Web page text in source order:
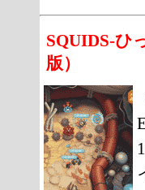
SQUIDS-ひ
版）